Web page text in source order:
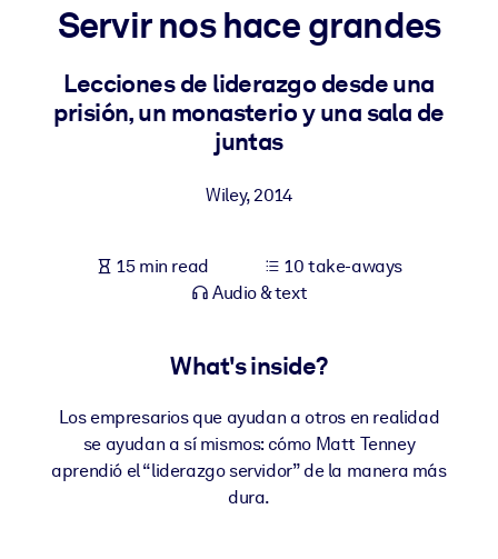
For LMS/LXP
Bring bite-sized, verified knowledge into your LMS/LXP for
For AI Systems
Servir nos hace grandes
Lecciones de liderazgo desde una
prisión, un monasterio y una sala de
juntas
Wiley,2014
15 min read
10 take-aways
Audio & text
What's inside?
Los empresarios que ayudan a otros en realidad
se ayudan a sí mismos: cómo Matt Tenney
aprendió el “liderazgo servidor” de la manera más
dura.